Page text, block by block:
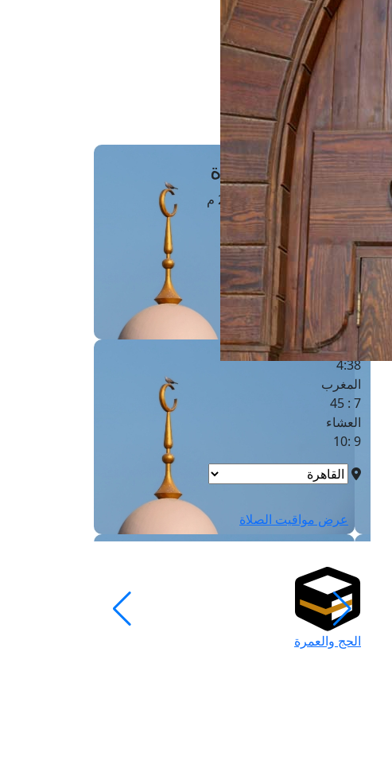
حجز موعد
الفتوى الهاتفية
مَواقِيتُ الصَّـــلاة
القاهرة · 06 أغسطس 2026 م
4 :40
الشروق
6 :17
الظهر
1 : 1
العصر
4:38
المغرب
7 : 45
العشاء
9 :10
عرض مواقيت الصلاة
الحج والعمرة